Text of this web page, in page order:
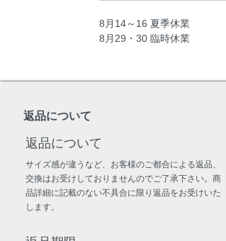
8月14～16 夏季休業
8月29・30 臨時休業
返品について
返品について
サイズ感が違うなど、お客様のご都合による返品、
交換はお受けしておりませんのでご了承下さい。商
品詳細に記載のない不具合に限り返品をお受けいた
します。